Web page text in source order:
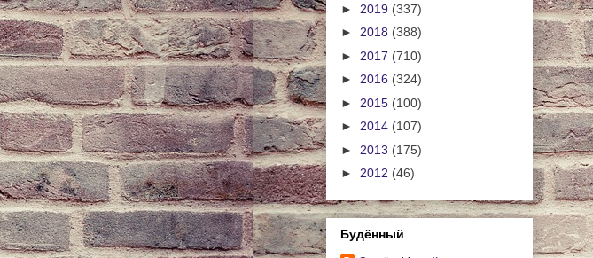
► 2019 (337)
► 2018 (388)
► 2017 (710)
► 2016 (324)
► 2015 (100)
► 2014 (107)
► 2013 (175)
► 2012 (46)
Будённый